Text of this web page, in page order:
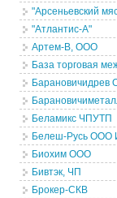
"Арсеньевский
"Атлантис-А"
Артем-В, ООО
База торговая
Барановичидрев
Беламикс ЧПУТП
Белеш-Русь ООО
Биохим ООО
Бивтэк, ЧП
Брокер-СКВ